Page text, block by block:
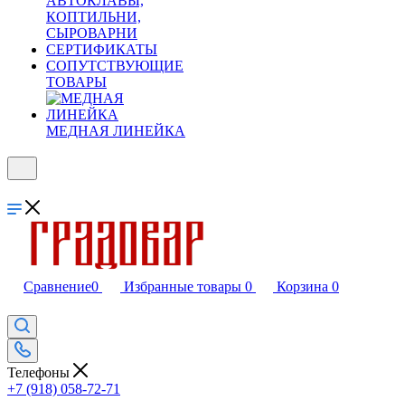
КОПТИЛЬНИ,
СЫРОВАРНИ
СЕРТИФИКАТЫ
СОПУТСТВУЮЩИЕ
ТОВАРЫ
МЕДНАЯ ЛИНЕЙКА
Сравнение0 Избранные товары 0 Корзина 0
Телефоны
+7 (918) 058-72-71